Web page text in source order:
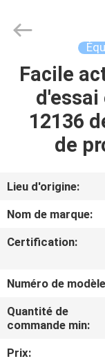
MAISON
PRODUITS
SHOW
SUJET
DE
NOUS
VISITE
INSTRUMENT
Reserved.Facile
d'essai
12136
de
Lieu d'origine:
Nom de marque:
Certification:
Numéro de
Quantité de
commande min:
Prix: